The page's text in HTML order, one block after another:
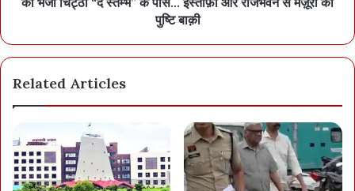
पुष्टि बाक़ी
Related Articles